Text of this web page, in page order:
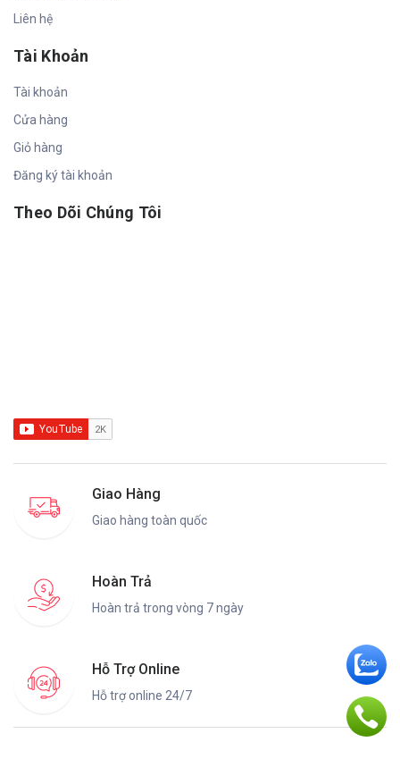
Liên hệ
Tài Khoản
Tài khoản
Cửa hàng
Giỏ hàng
Đăng ký tài khoản
Theo Dõi Chúng Tôi
Giao Hàng
Giao hàng toàn quốc
Hoàn Trả
Hoàn trả trong vòng 7 ngày
Hỗ Trợ Online
Hỗ trợ online 24/7